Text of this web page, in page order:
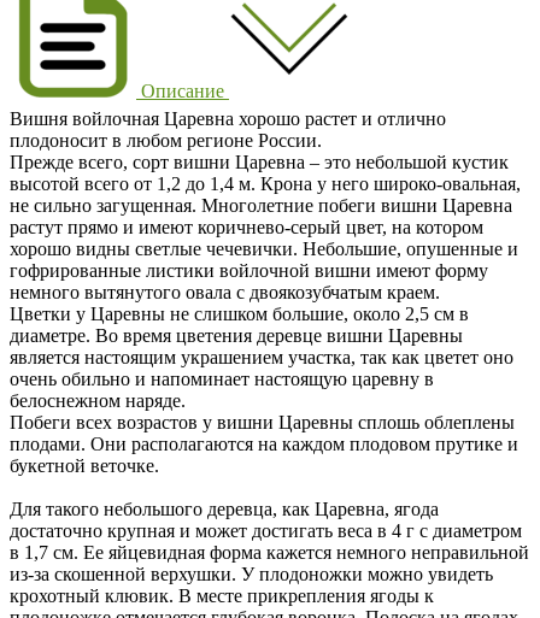
Описание
Вишня войлочная Царевна хорошо растет и отлично
плодоносит в любом регионе России.
Прежде всего, сорт вишни Царевна – это небольшой кустик
высотой всего от 1,2 до 1,4 м. Крона у него широко-овальная,
не сильно загущенная. Многолетние побеги вишни Царевна
растут прямо и имеют коричнево-серый цвет, на котором
хорошо видны светлые чечевички. Небольшие, опушенные и
гофрированные листики войлочной вишни имеют форму
немного вытянутого овала с двоякозубчатым краем.
Цветки у Царевны не слишком большие, около 2,5 см в
диаметре. Во время цветения деревце вишни Царевны
является настоящим украшением участка, так как цветет оно
очень обильно и напоминает настоящую царевну в
белоснежном наряде.
Побеги всех возрастов у вишни Царевны сплошь облеплены
плодами. Они располагаются на каждом плодовом прутике и
букетной веточке.
Для такого небольшого деревца, как Царевна, ягода
достаточно крупная и может достигать веса в 4 г с диаметром
в 1,7 см. Ее яйцевидная форма кажется немного неправильной
из-за скошенной верхушки. У плодоножки можно увидеть
крохотный клювик. В месте прикрепления ягоды к